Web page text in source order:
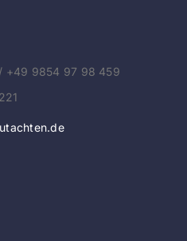
+49 9854 97 98 459